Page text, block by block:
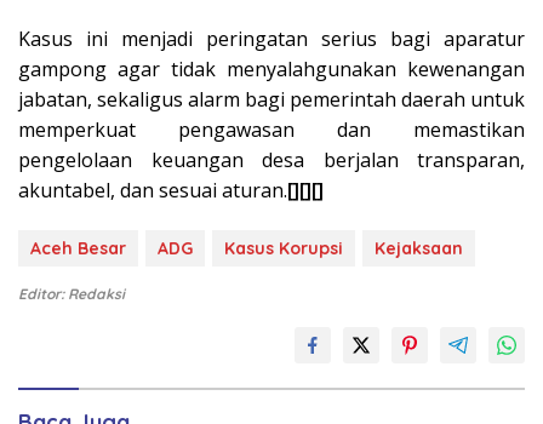
Kasus ini menjadi peringatan serius bagi aparatur
gampong agar tidak menyalahgunakan kewenangan
jabatan, sekaligus alarm bagi pemerintah daerah untuk
memperkuat pengawasan dan memastikan
pengelolaan keuangan desa berjalan transparan,
akuntabel, dan sesuai aturan.[][][]
Aceh Besar ADG Kasus Korupsi Kejaksaan
Editor: Redaksi